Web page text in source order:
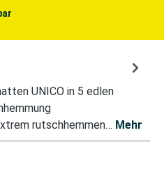
UNICO in 5 edlen
rutschhemmen… Mehr